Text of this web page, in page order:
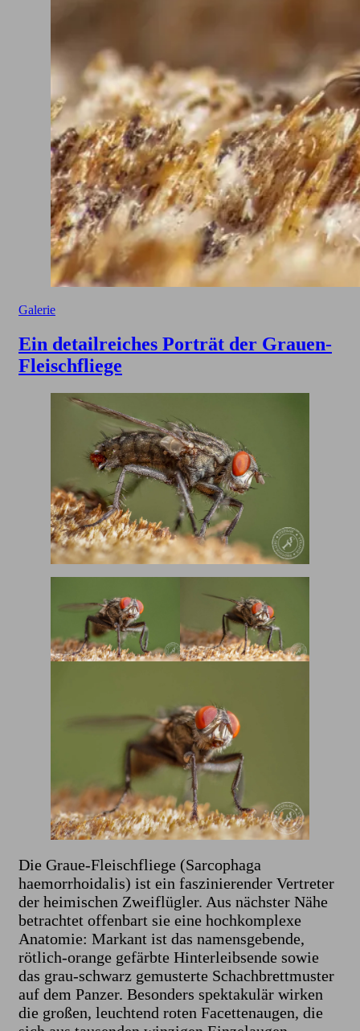
Galerie
Ein detailreiches Porträt der Grauen-
Fleischfliege
Die Graue-Fleischfliege (Sarcophaga
haemorrhoidalis) ist ein faszinierender Vertreter
der heimischen Zweiflügler. Aus nächster Nähe
betrachtet offenbart sie eine hochkomplexe
Anatomie: Markant ist das namensgebende,
rötlich-orange gefärbte Hinterleibsende sowie
das grau-schwarz gemusterte Schachbrettmuster
auf dem Panzer. Besonders spektakulär wirken
die großen, leuchtend roten Facettenaugen, die